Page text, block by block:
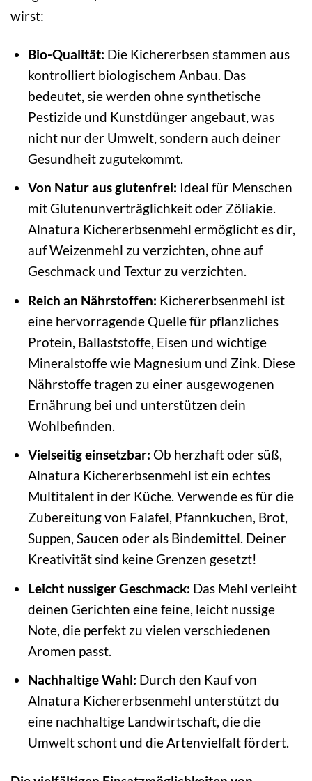
wirst:
Bio-Qualität: Die Kichererbsen stammen aus
kontrolliert biologischem Anbau. Das
bedeutet, sie werden ohne synthetische
Pestizide und Kunstdünger angebaut, was
nicht nur der Umwelt, sondern auch deiner
Gesundheit zugutekommt.
Von Natur aus glutenfrei: Ideal für Menschen
mit Glutenunverträglichkeit oder Zöliakie.
Alnatura Kichererbsenmehl ermöglicht es dir,
auf Weizenmehl zu verzichten, ohne auf
Geschmack und Textur zu verzichten.
Reich an Nährstoffen: Kichererbsenmehl ist
eine hervorragende Quelle für pflanzliches
Protein, Ballaststoffe, Eisen und wichtige
Mineralstoffe wie Magnesium und Zink. Diese
Nährstoffe tragen zu einer ausgewogenen
Ernährung bei und unterstützen dein
Wohlbefinden.
Vielseitig einsetzbar: Ob herzhaft oder süß,
Alnatura Kichererbsenmehl ist ein echtes
Multitalent in der Küche. Verwende es für die
Zubereitung von Falafel, Pfannkuchen, Brot,
Suppen, Saucen oder als Bindemittel. Deiner
Kreativität sind keine Grenzen gesetzt!
Leicht nussiger Geschmack: Das Mehl verleiht
deinen Gerichten eine feine, leicht nussige
Note, die perfekt zu vielen verschiedenen
Aromen passt.
Nachhaltige Wahl: Durch den Kauf von
Alnatura Kichererbsenmehl unterstützt du
eine nachhaltige Landwirtschaft, die die
Umwelt schont und die Artenvielfalt fördert.